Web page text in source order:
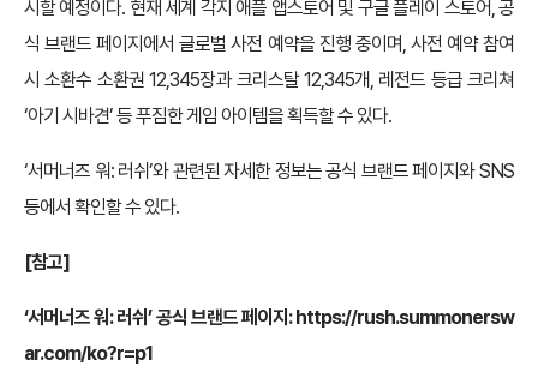
시할 예정이다. 현재 세계 각지 애플 앱스토어 및 구글 플레이 스토어, 공
식 브랜드 페이지에서 글로벌 사전 예약을 진행 중이며, 사전 예약 참여
시 소환수 소환권 12,345장과 크리스탈 12,345개, 레전드 등급 크리쳐
‘아기 시바견’ 등 푸짐한 게임 아이템을 획득할 수 있다.
‘서머너즈 워: 러쉬’와 관련된 자세한 정보는 공식 브랜드 페이지와 SNS
등에서 확인할 수 있다.
[참고]
‘서머너즈 워: 러쉬’ 공식 브랜드 페이지:https://rush.summonersw
ar.com/ko?r=p1